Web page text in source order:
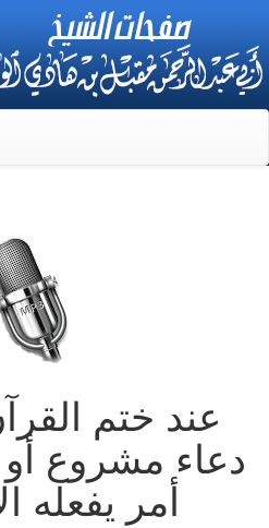
عند ختم
دعاء مشروع
أمر يفعله